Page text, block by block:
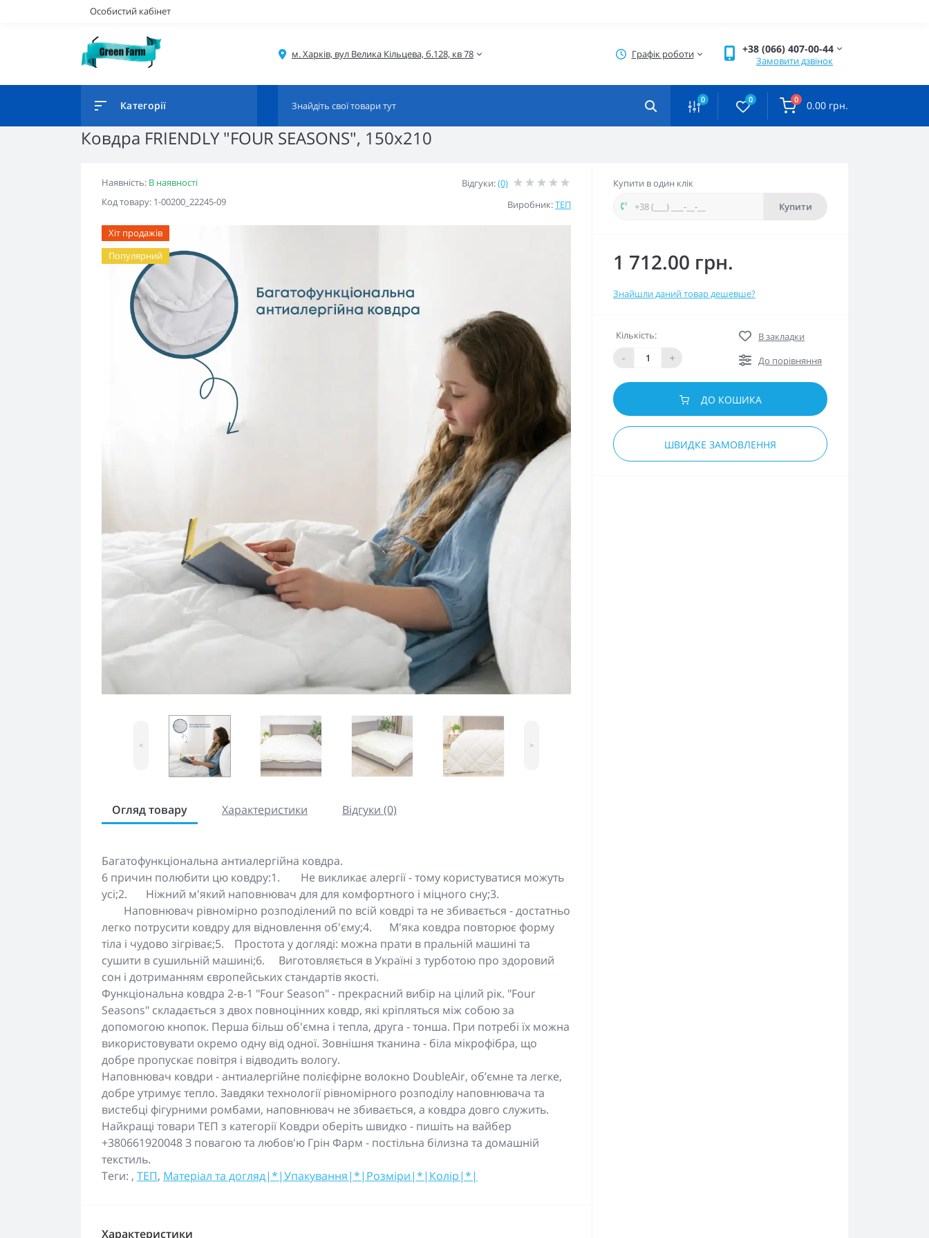
Особистий кабінет
Графік роботи +38 (066) 407-00-44
Замовити дзвінок
Категорії 0 0 0 0.00 грн.
Ковдра FRIENDLY "FOUR SEASONS", 150x210
Наявність: В наявності
Код товару: 1-00200_22245-09
Відгуки:(0)
Виробник:ТЕП
Хіт продажів
Популярний
< >
Огляд товару Характеристики Відгуки (0)
Багатофункціональна антиалергійна ковдра.
6 причин полюбити цю ковдру:1.
Не викликає алергії - тому користуватися можуть
усі;2.
Ніжний м'який наповнювач для для комфортного і міцного сну;3.
Наповнювач рівномірно розподілений по всій ковдрі та не збивається - достатньо
легко потрусити ковдру для відновлення об'єму;4.
М'яка ковдра повторює форму
тіла і чудово зігріває;5.
Простота у догляді: можна прати в пральній машині та
сушити в сушильній машині;6.
Виготовляється в Україні з турботою про здоровий
сон і дотриманням європейських стандартів якості.
Функціональна ковдра 2-в-1 "Four Season" - прекрасний вибір на цілий рік. "Four
Seasons" складається з двох повноцінних ковдр, які кріпляться між собою за
допомогою кнопок. Перша більш об'ємна і тепла, друга - тонша. При потребі їх можна
використовувати окремо одну від одної. Зовнішня тканина - біла мікрофібра, що
добре пропускає повітря і відводить вологу.
Наповнювач ковдри - антиалергійне полієфірне волокно DoubleAir, об’ємне та легке,
добре утримує тепло. Завдяки технології рівномірного розподілу наповнювача та
вистебці фігурними ромбами, наповнювач не збивається, а ковдра довго служить.
Найкращі товари ТЕП з категорії Ковдри оберіть швидко - пишіть на вайбер
+380661920048 З повагою та любов'ю Грін Фарм - постільна білизна та домашній
текстиль.
Теги: , ТЕП, Матеріал та догляд|*|Упакування|*|Розміри|*|Колір|*|
Характеристики
Купити в один клік
Купити
1 712.00 грн.
Знайшли даний товар дешевше?
Кількість:
-
+
В закладки
До порівняння
ДО КОШИКА
ШВИДКЕ ЗАМОВЛЕННЯ